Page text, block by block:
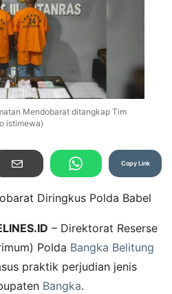
Mendobarat ditangkap Tim
istimewa)
Copy Link
Diringkus Polda Babel
– Direktorat Reserse
Polda Bangka Belitung
praktik perjudian jenis
Bangka.